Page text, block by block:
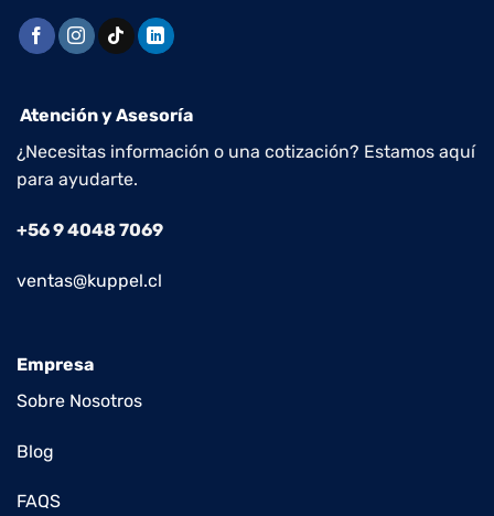
Atención y Asesoría
¿Necesitas información o una cotización? Estamos aquí
para ayudarte.
+56 9 4048 7069
ventas@kuppel.cl
Empresa
Sobre Nosotros
Blog
FAQS